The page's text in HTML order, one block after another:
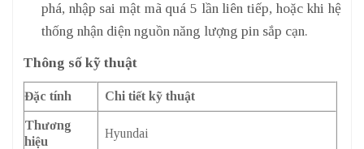
phá, nhập sai mật mã quá 5 lần liên tiếp, hoặc khi hệ
thống nhận diện nguồn năng lượng pin sắp cạn.
Thông số kỹ thuật
Đặc tính Chi tiết kỹ thuật
Thương
hiệu
Hyundai